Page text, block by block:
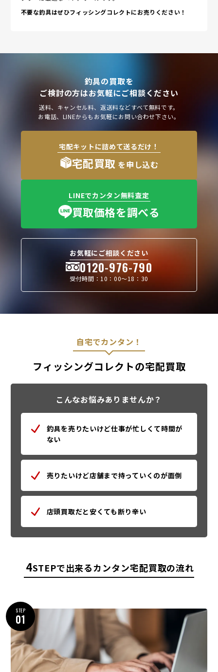
不要な釣具はぜひフィッシングコレクトにお売りください！
釣具の買取を
ご検討の方はお気軽にご相談ください
送料、キャンセル料、返送料などすべて無料です。
お電話、LINEからもお気軽にお問い合わせ下さい。
宅配キットに詰めて送るだけ！
宅配買取 を申し込む
LINEでカンタン無料査定
買取価格を調べる
お気軽にご相談ください
0120-976-790
受付時間：10：00〜18：30
自宅でカンタン！
フィッシングコレクトの宅配買取
こんなお悩みありませんか？
釣具を売りたいけど仕事が忙しくて時間が
ない
売りたいけど店舗まで持っていくのが面倒
店頭買取だと安くても断り辛い
4STEPで出来るカンタン宅配買取の流れ
01